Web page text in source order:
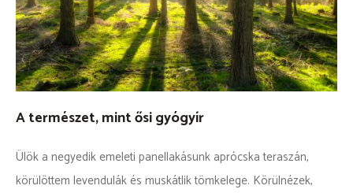
A természet, mint ősi gyógyír
Ülök a negyedik emeleti panellakásunk aprócska teraszán,
körülöttem levendulák és muskátlik tömkelege. Körülnézek,